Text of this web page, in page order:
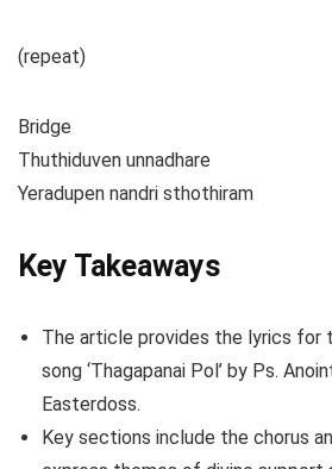
(repeat)
Bridge
Thuthiduven unnadhare
Yeradupen nandri sthothiram
Key Takeaways
The article provides the lyrics for
song ‘Thagapanai Pol’ by Ps.
Easterdoss.
Key sections include the chorus